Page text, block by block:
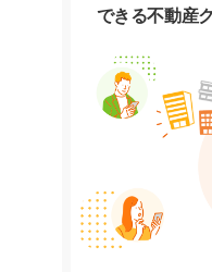
できる不動産